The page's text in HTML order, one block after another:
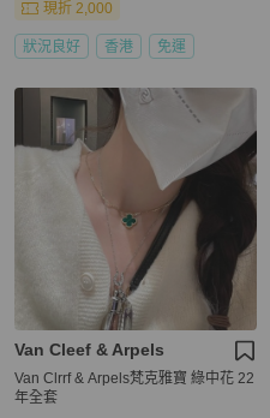
現折 2,000
狀況良好 香港 免運
Van Cleef & Arpels
Van Clrrf & Arpels梵克雅寶 綠中花 22
年全套